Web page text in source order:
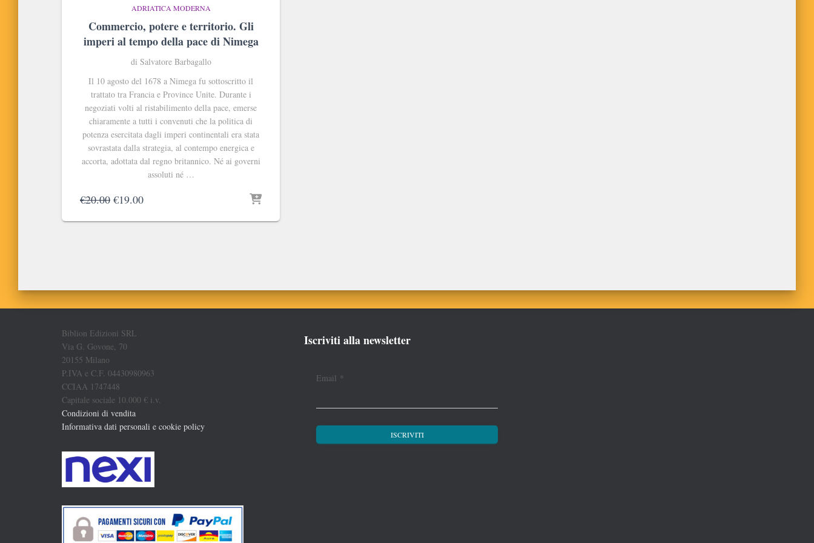
ADRIATICA MODERNA
Commercio, potere e territorio. Gli
imperi al tempo della pace di Nimega
di Salvatore Barbagallo
Il 10 agosto del 1678 a Nimega fu sottoscritto il
trattato tra Francia e Province Unite. Durante i
negoziati volti al ristabilimento della pace, emerse
chiaramente a tutti i convenuti che la politica di
potenza esercitata dagli imperi continentali era stata
sovrastata dalla strategia, al contempo energica e
accorta, adottata dal regno britannico. Né ai governi
assoluti né …
€20.00 Il
originale
€19.00Il
attuale
Biblion Edizioni SRL
Via G. Govone, 70
20155 Milano
P.IVA e C.F. 04430980963
CCIAA 1747448
Capitale sociale 10.000 € i.v.
Condizioni di vendita
Informativa dati personali e cookie policy
Iscriviti alla newsletter
Email *